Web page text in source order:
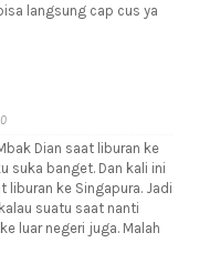
langsung cap cus ya
Dian saat liburan ke
suka banget. Dan kali ini
liburan ke Singapura. Jadi
suatu saat nanti
luar negeri juga. Malah